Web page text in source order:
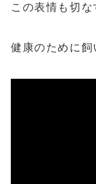
この表情も切な
健康のために